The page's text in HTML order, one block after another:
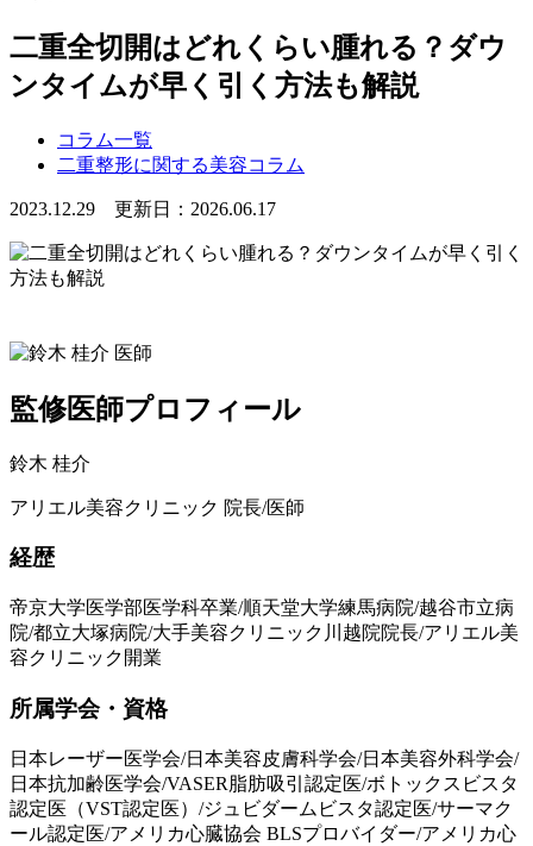
二重全切開はどれくらい腫れる？ダウ
ンタイムが早く引く方法も解説
コラム一覧
二重整形に関する美容コラム
2023.12.29 更新日：2026.06.17
監修医師プロフィール
鈴木 桂介
アリエル美容クリニック 院長/医師
経歴
帝京大学医学部医学科卒業/順天堂大学練馬病院/越谷市立病
院/都立大塚病院/大手美容クリニック川越院院長/アリエル美
容クリニック開業
所属学会・資格
日本レーザー医学会/日本美容皮膚科学会/日本美容外科学会/
日本抗加齢医学会/VASER脂肪吸引認定医/ボトックスビスタ
認定医（VST認定医）/ジュビダームビスタ認定医/サーマク
ール認定医/アメリカ心臓協会 BLSプロバイダー/アメリカ心